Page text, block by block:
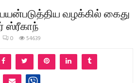
வழக்கில் கைது
ஸ்ரீகாந்
0 54639